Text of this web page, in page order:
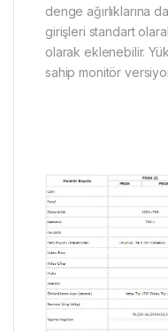
denge ağırlıklarına
girişleri standart
olarak eklenebilir.
sahip monitör